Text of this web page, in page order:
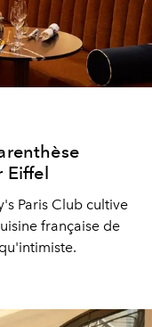
Eiffel
Paris Club cultive
française de